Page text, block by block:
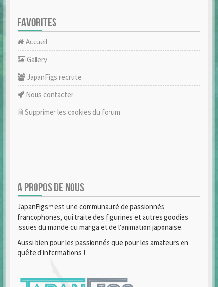
FAVORITES
Accueil
Gallery
JapanFigs recrute
Nous contacter
Supprimer les cookies du forum
A PROPOS DE NOUS
JapanFigs™ est une communauté de passionnés
francophones, qui traite des figurines et autres goodies
issues du monde du manga et de l'animation japonaise.
Aussi bien pour les passionnés que pour les amateurs en
quête d'informations !